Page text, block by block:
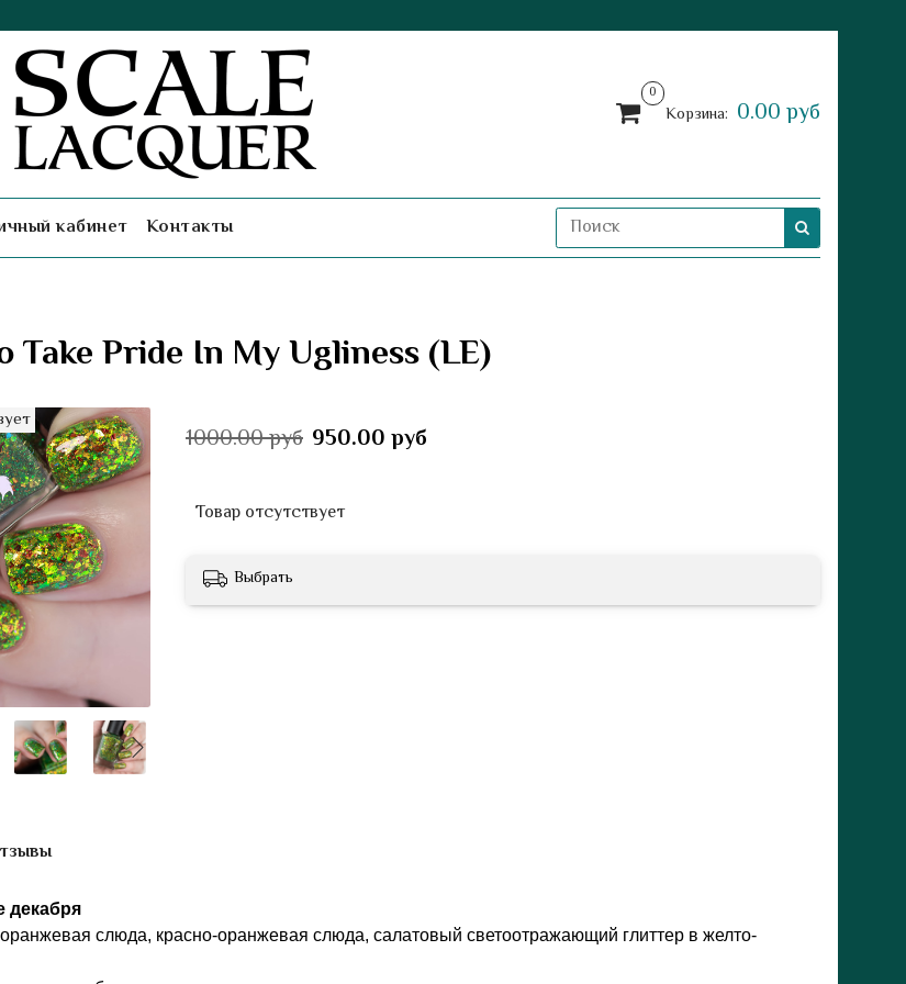
0
Корзина: 0.00 руб
кабинет Контакты
Take Pride In My Ugliness (LE)
1000.00 руб 950.00 руб
Товар отсутствует
Выбрать
декабря
слюда, красно-оранжевая слюда, салатовый светоотражающий глиттер в желто-